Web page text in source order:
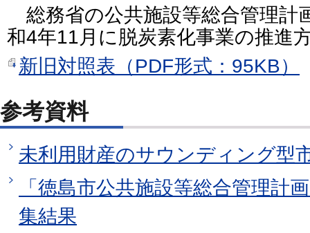
総務省の公共施設等総合管理計
和4年11月に脱炭素化事業の推進
新旧対照表（PDF形式：95KB）
参考資料
未利用財産のサウンディング型
「徳島市公共施設等総合管理計
集結果